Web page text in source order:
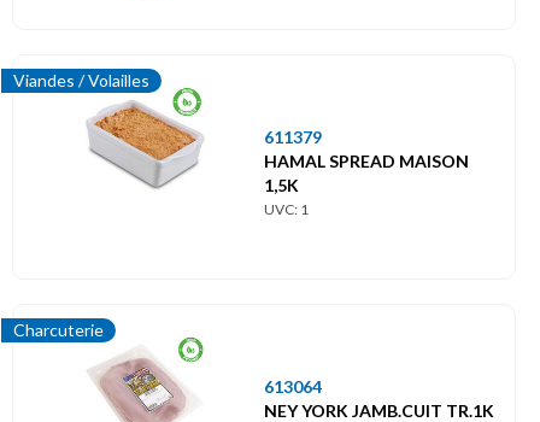
Sandwicherie
Viandes
Beurre / Margarine
Viandes / Volailles
611379
HAMAL SPREAD MAISON
1,5K
UVC: 1
Charcuterie
613064
NEY YORK JAMB.CUIT TR.1K